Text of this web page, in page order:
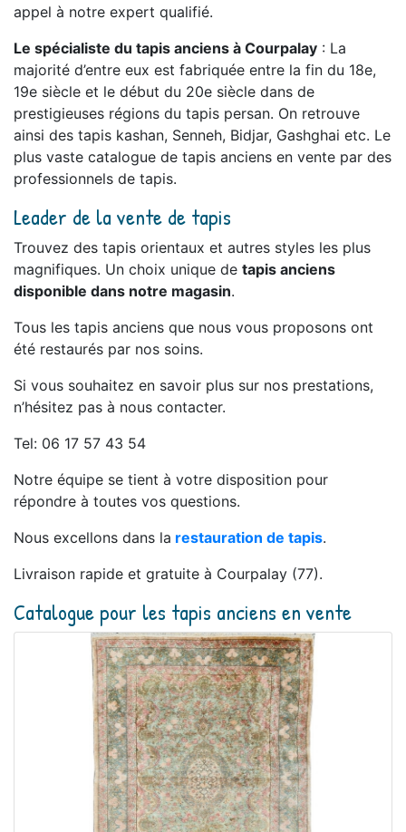
appel à notre expert qualifié.
Le spécialiste du tapis anciens à Courpalay : La
majorité d’entre eux est fabriquée entre la fin du 18e,
19e siècle et le début du 20e siècle dans de
prestigieuses régions du tapis persan. On retrouve
ainsi des tapis kashan, Senneh, Bidjar, Gashghai etc. Le
plus vaste catalogue de tapis anciens en vente par des
professionnels de tapis.
Leader de la vente de tapis
Trouvez des tapis orientaux et autres styles les plus
magnifiques. Un choix unique de tapis anciens
disponible dans notre magasin.
Tous les tapis anciens que nous vous proposons ont
été restaurés par nos soins.
Si vous souhaitez en savoir plus sur nos prestations,
n’hésitez pas à nous contacter.
Tel: 06 17 57 43 54
Notre équipe se tient à votre disposition pour
répondre à toutes vos questions.
Nous excellons dans la restauration de tapis.
Livraison rapide et gratuite à Courpalay (77).
Catalogue pour les tapis anciens en vente